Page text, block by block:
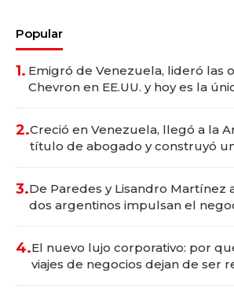
Popular
1. Emigró de Venezuela, lideró las
Chevron en EE.UU. y hoy es la
2.Creció en Venezuela, llegó a la
título de abogado y construyó
3.De Paredes y Lisandro Martínez
dos argentinos impulsan el
4.El nuevo lujo corporativo: por
viajes de negocios dejan de ser